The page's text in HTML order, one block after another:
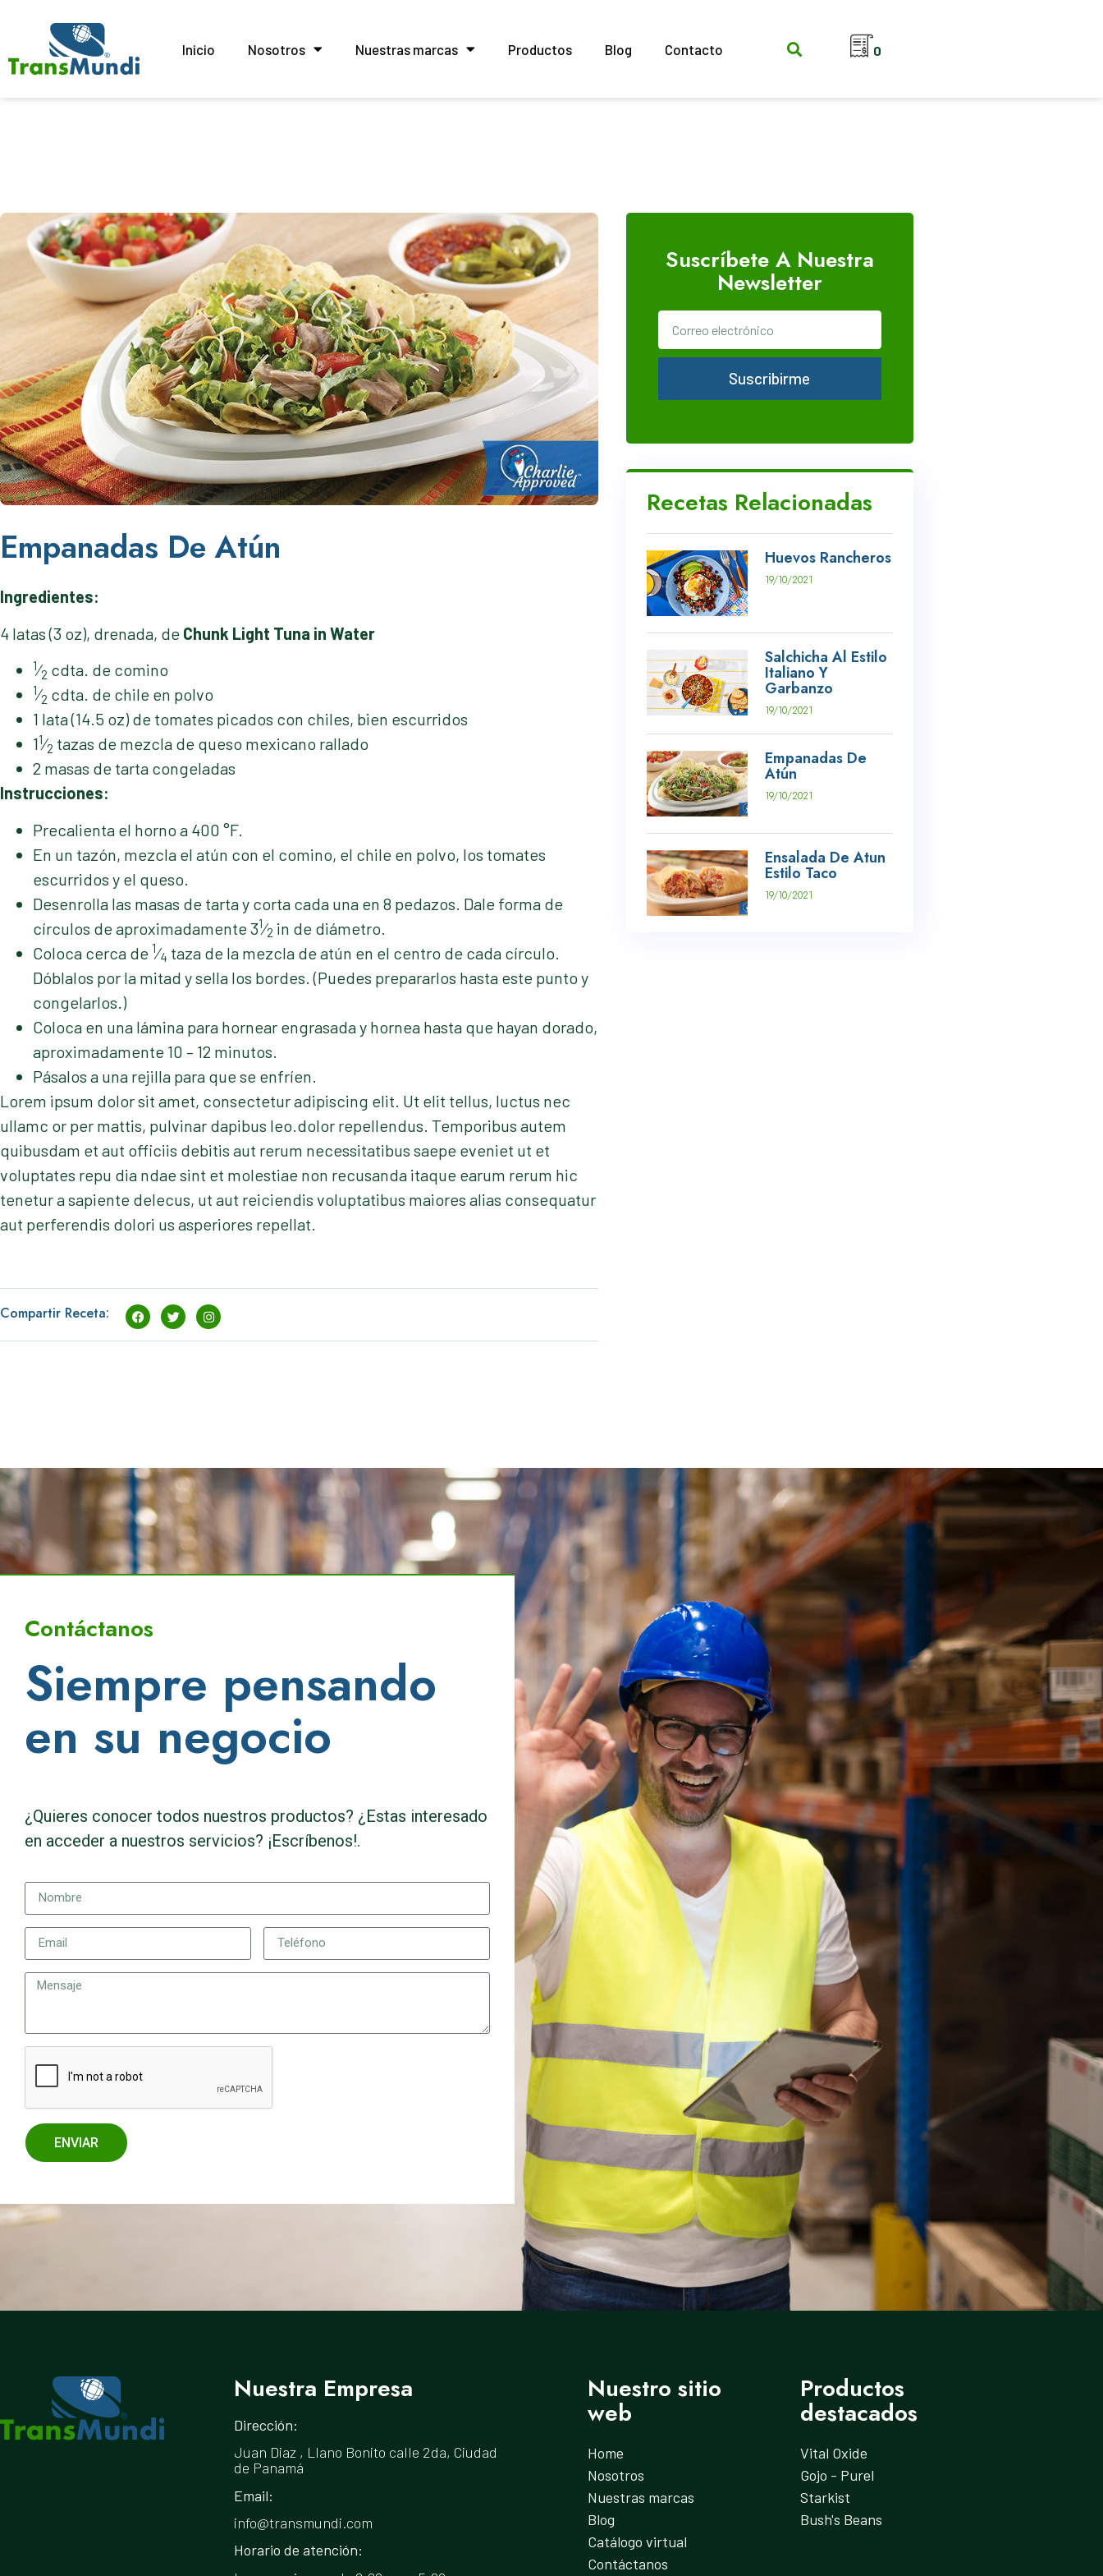
Inicio Nosotros Nuestras marcas Productos Blog Contacto 0
Empanadas De Atún
Ingredientes:
4 latas (3 oz), drenada, de Chunk Light Tuna in Water
1⁄2 cdta. de comino
1⁄2 cdta. de chile en polvo
1 lata (14.5 oz) de tomates picados con chiles, bien escurridos
11⁄2 tazas de mezcla de queso mexicano rallado
2 masas de tarta congeladas
Instrucciones:
Precalienta el horno a 400 °F.
En un tazón, mezcla el atún con el comino, el chile en polvo, los tomates
escurridos y el queso.
Desenrolla las masas de tarta y corta cada una en 8 pedazos. Dale forma de
círculos de aproximadamente 31⁄2 in de diámetro.
Coloca cerca de 1⁄4 taza de la mezcla de atún en el centro de cada círculo.
Dóblalos por la mitad y sella los bordes. (Puedes prepararlos hasta este punto y
congelarlos.)
Coloca en una lámina para hornear engrasada y hornea hasta que hayan dorado,
aproximadamente 10 – 12 minutos.
Pásalos a una rejilla para que se enfríen.
Lorem ipsum dolor sit amet, consectetur adipiscing elit. Ut elit tellus, luctus nec
ullamc or per mattis, pulvinar dapibus leo.dolor repellendus. Temporibus autem
quibusdam et aut officiis debitis aut rerum necessitatibus saepe eveniet ut et
voluptates repu dia ndae sint et molestiae non recusanda itaque earum rerum hic
tenetur a sapiente delecus, ut aut reiciendis voluptatibus maiores alias consequatur
aut perferendis dolori us asperiores repellat.
Compartir Receta:
Suscríbete A Nuestra
Newsletter
Suscribirme
Recetas Relacionadas
Huevos Rancheros
19/10/2021
Salchicha Al Estilo
Italiano Y
Garbanzo
19/10/2021
Empanadas De
Atún
19/10/2021
Ensalada De Atun
Estilo Taco
19/10/2021
Contáctanos
Siempre pensando
en su negocio
¿Quieres conocer todos nuestros productos? ¿Estas interesado
en acceder a nuestros servicios? ¡Escríbenos!.
ENVIAR
Nuestra Empresa
Dirección:
Juan Diaz , Llano Bonito calle 2da, Ciudad
de Panamá
Email:
info@transmundi.com
Horario de atención:
Nuestro sitio
web
Home
Nosotros
Nuestras marcas
Blog
Catálogo virtual
Contáctanos
Productos
destacados
Vital Oxide
Gojo - Purel
Starkist
Bush's Beans